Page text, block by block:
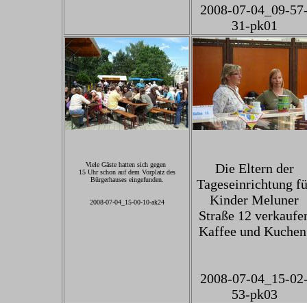
2008-07-04_09-
31-pk01
Viele Gäste hatten sich gegen
15 Uhr schon auf dem Vorplatz des
Bürgerhauses eingefunden.
2008-07-04_15-00-10-ak24
Die Eltern der
Tageseinrichtung
Kinder Meluner
Straße 12
Kaffee und
2008-07-04_15-
53-pk03